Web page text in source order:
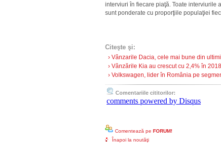
interviuri în fiecare piaţă. Toate interviurile
sunt ponderate cu proporţiile populaţiei
Citeşte şi:
› Vânzarile Dacia, cele mai bune din
› Vânzările Kia au crescut cu 2,4% în
› Volkswagen, lider în România pe
Comentariile cititorilor:
comments powered by Disqus
Comentează pe FORUM!
Înapoi la noutăţi